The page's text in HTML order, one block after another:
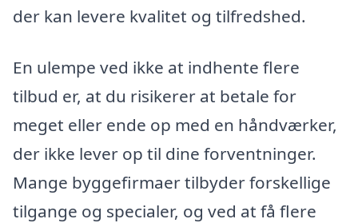
der kan levere kvalitet og tilfredshed.
En ulempe ved ikke at indhente flere
tilbud er, at du risikerer at betale for
meget eller ende op med en håndværker,
der ikke lever op til dine forventninger.
Mange byggefirmaer tilbyder forskellige
tilgange og specialer, og ved at få flere